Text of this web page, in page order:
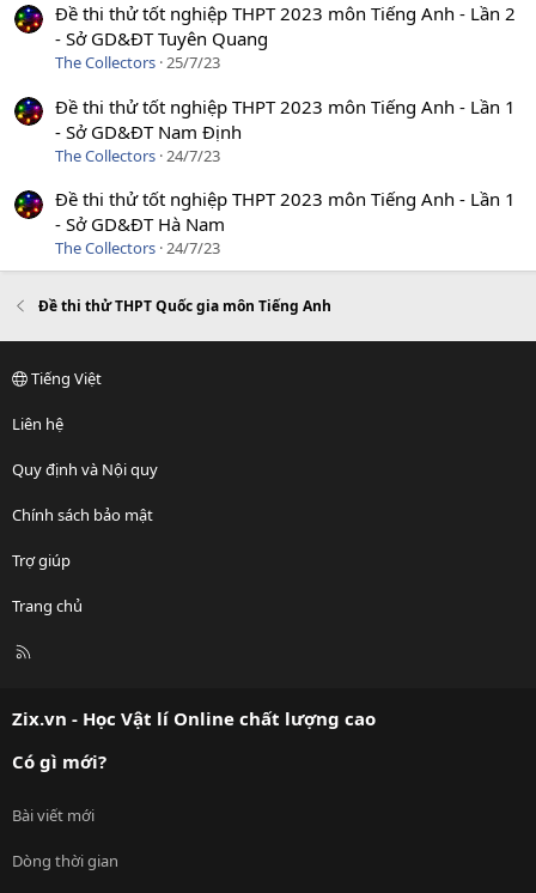
Đề thi thử tốt nghiệp THPT 2023 môn Tiếng Anh - Lần 2
- Sở GD&ĐT Tuyên Quang
The Collectors 25/7/23
Đề thi thử tốt nghiệp THPT 2023 môn Tiếng Anh - Lần 1
- Sở GD&ĐT Nam Định
The Collectors 24/7/23
Đề thi thử tốt nghiệp THPT 2023 môn Tiếng Anh - Lần 1
- Sở GD&ĐT Hà Nam
The Collectors 24/7/23
Đề thi thử THPT Quốc gia môn Tiếng Anh
Tiếng Việt
Liên hệ
Quy định và Nội quy
Chính sách bảo mật
Trợ giúp
Trang chủ
R
Zix.vn - Học Vật lí Online chất lượng cao
Có gì mới?
Bài viết mới
Dòng thời gian